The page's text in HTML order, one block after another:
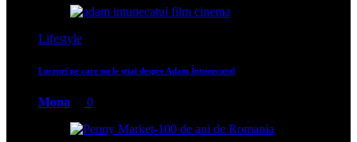
Lifestyle
Lucruri pe care nu le știai despre Adam Întunecatul
Mona 0